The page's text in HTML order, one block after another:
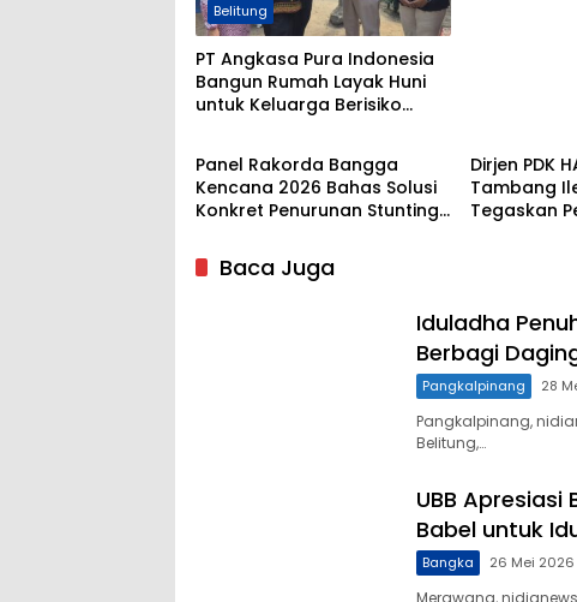
Belitung
PT Angkasa Pura Indonesia
Bangun Rumah Layak Huni
untuk Keluarga Berisiko
Belitung
Panel Rakorda Bangga
Kencana 2026 Bahas Solusi
Konkret Penurunan Stunting
Dirjen PDK
Tambang
Tegaskan
Baca Juga
Iduladha
Berbagi
Pangkalpinang 28
Pangkalpinang,
Belitung,…
UBB
Babel untuk
Bangka 26 Mei 2026